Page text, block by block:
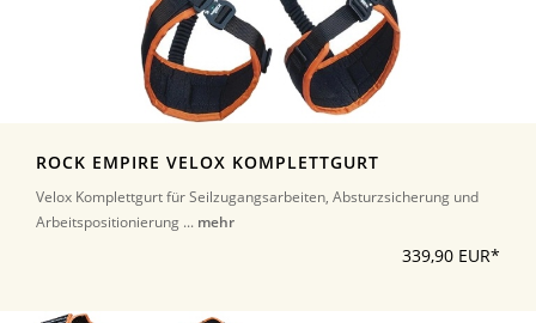
ROCK EMPIRE VELOX KOMPLETTGURT
Velox Komplettgurt für Seilzugangsarbeiten, Absturzsicherung und
Arbeitspositionierung ... mehr
339,90 EUR*